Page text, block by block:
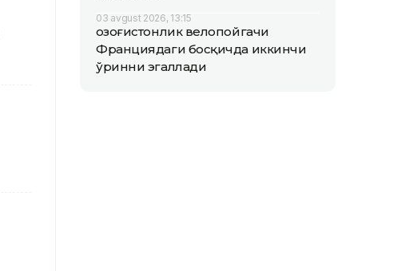
03 avgust 2026, 13:15
Қозоғистонлик велопойгачи
Франциядаги босқичда иккинчи
ўринни эгаллади